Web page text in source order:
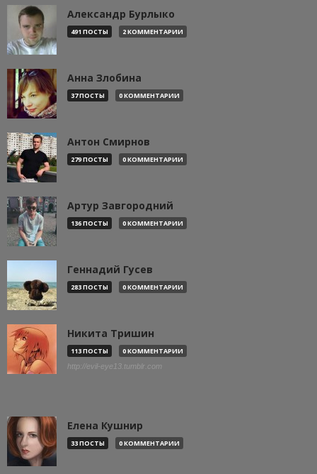
Александр Бурлыко
491 ПОСТЫ 2 КОММЕНТАРИИ
Анна Злобина
37 ПОСТЫ 0 КОММЕНТАРИИ
Антон Смирнов
279 ПОСТЫ 0 КОММЕНТАРИИ
Артур Завгородний
136 ПОСТЫ 0 КОММЕНТАРИИ
Геннадий Гусев
283 ПОСТЫ 0 КОММЕНТАРИИ
Никита Тришин
113 ПОСТЫ 0 КОММЕНТАРИИ
http://evil-eye13.tumblr.com
Елена Кушнир
33 ПОСТЫ 0 КОММЕНТАРИИ